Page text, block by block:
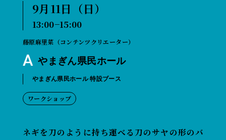
9月11日（日）
13:00−15:00
藤原麻里菜（コンテンツクリエーター）
A やまぎん県民ホール
やまぎん県民ホール 特設ブース
ワークショップ
ネギを刀のように持ち運べる刀のサヤの形のバ